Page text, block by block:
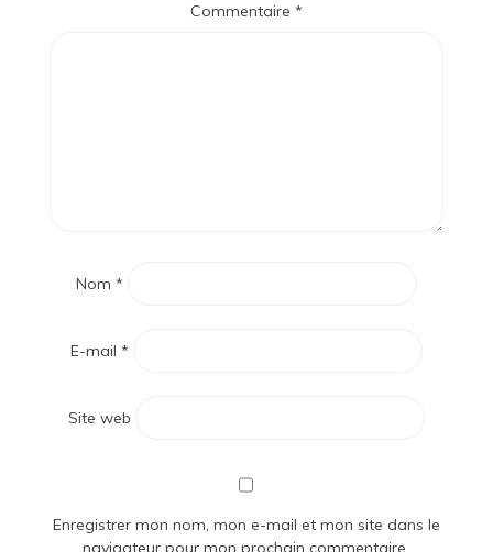
Commentaire *
Nom *
E-mail *
Site web
Enregistrer mon nom, mon e-mail et mon site dans le
navigateur pour mon prochain commentaire.